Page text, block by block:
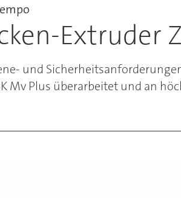
Extruder
und
Mv Plus überarbeitet und an